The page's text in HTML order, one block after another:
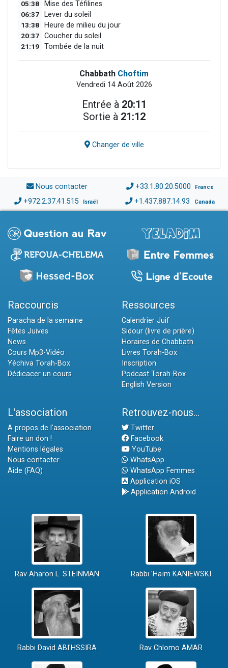
05:38 Mise des Téfilines
06:37 Lever du soleil
13:38 Heure de milieu du jour
20:37 Coucher du soleil
21:19 Tombée de la nuit
Chabbath Choftim
Vendredi 14 Août 2026
Entrée à 20:11
Sortie à 21:12
Changer de ville
Nous contacter +33.1.80.20.5000 France
+972.2.37.41.515 Israël +1.437.887.14.93 Canada
Raccourcis
Paracha de la semaine
Fêtes Juives
News
Cours Mp3-Vidéo
Yéchiva Torah-Box
Dédicacer un cours
Ressources
Calendrier Juif
Sidour (livre de prière)
Horaires de Chabbath
Livres Torah-Box
Inscription
Podcast Torah-Box
English Version
L'association
A propos de l'association
Faire un don !
Mentions légales
Nous contacter
Aide (FAQ)
Retrouvez-nous...
Twitter
Facebook
YouTube
WhatsApp
WhatsApp Femmes
Application iOS
Application Android
Rav Aharon L. STEINMAN Rabbi 'Haïm KANIEWSKI
Rabbi David ABI'HSSIRA Rav Chlomo AMAR